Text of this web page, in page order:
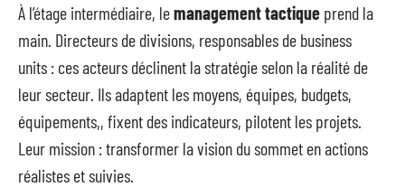
À l’étage intermédiaire, lemanagement tactique prend la
main. Directeurs de divisions, responsables de business
units : ces acteurs déclinent la stratégie selon la réalité de
leur secteur. Ils adaptent les moyens, équipes, budgets,
équipements,, fixent des indicateurs, pilotent les projets.
Leur mission : transformer la vision du sommet en actions
réalistes et suivies.